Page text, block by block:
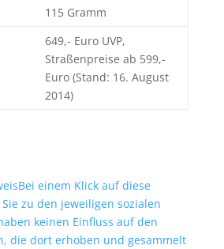
115 Gramm
649,- Euro UVP,
Straßenpreise ab 599,-
Euro (Stand: 16. August
2014)
Bei einem Klick auf diese
zu den jeweiligen sozialen
keinen Einfluss auf den
die dort erhoben und gesammelt